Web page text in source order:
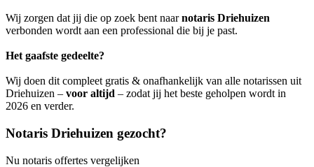
Wij zorgen dat jij die op zoek bent naarnotaris Driehuizen
verbonden wordt aan een professional die bij je past.
Het gaafste gedeelte?
Wij doen dit compleet gratis & onafhankelijk van alle notarissen uit
Driehuizen – voor altijd – zodat jij het beste geholpen wordt in
2026 en verder.
Notaris Driehuizen gezocht?
Nu notaris offertes vergelijken